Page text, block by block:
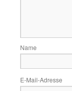
Name
E-Mail-Adresse